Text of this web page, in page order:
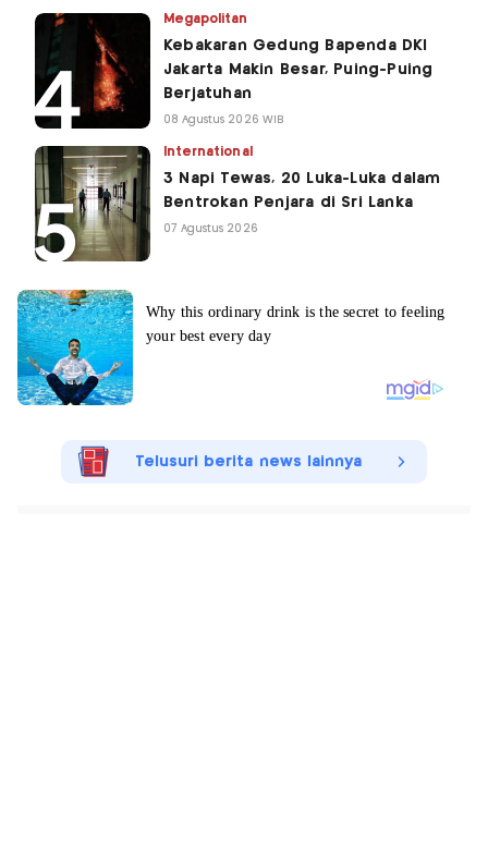
Megapolitan
Kebakaran Gedung Bapenda DKI
Jakarta Makin Besar, Puing-Puing
Berjatuhan
08 Agustus 2026 WIB
International
3 Napi Tewas, 20 Luka-Luka dalam
Bentrokan Penjara di Sri Lanka
07 Agustus 2026
Telusuri berita news lainnya